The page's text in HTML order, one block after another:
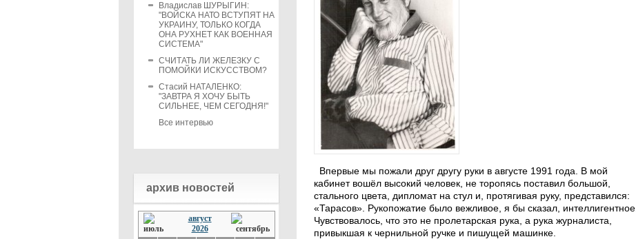
Владислав ШУРЫГИН:
"ВОЙСКА НАТО ВСТУПЯТ НА
УКРАИНУ, ТОЛЬКО КОГДА
ОНА РУХНЕТ КАК ВОЕННАЯ
СИСТЕМА"
СЧИТАТЬ ЛИ ЖЕЛЕЗКУ С
ПОМОЙКИ ИСКУССТВОМ?
Стасий НАТАЛЕНКО:
"ЗАВТРА Я ХОЧУ БЫТЬ
СИЛЬНЕЕ, ЧЕМ СЕГОДНЯ!"
Все интервью
архив новостей
август
2026
Впервые мы пожали друг другу руки в августе 1991 года. В мой
кабинет вошёл высокий человек, не торопясь поставил большой,
стального цвета, дипломат на стул и, протягивая руку, представился:
«Тарасов». Рукопожатие было вежливое, я бы сказал, интеллигентное.
Чувствовалось, что это не пролетарская рука, а рука журналиста,
привыкшая к чернильной ручке и пишущей машинке.